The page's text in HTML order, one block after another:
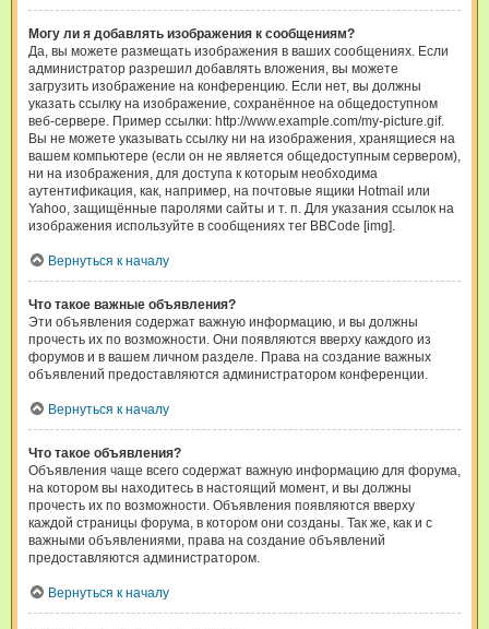
Могу ли я добавлять изображения к сообщениям?
Да, вы можете размещать изображения в ваших сообщениях. Если
администратор разрешил добавлять вложения, вы можете
загрузить изображение на конференцию. Если нет, вы должны
указать ссылку на изображение, сохранённое на общедоступном
веб-сервере. Пример ссылки: http://www.example.com/my-picture.gif.
Вы не можете указывать ссылку ни на изображения, хранящиеся на
вашем компьютере (если он не является общедоступным сервером),
ни на изображения, для доступа к которым необходима
аутентификация, как, например, на почтовые ящики Hotmail или
Yahoo, защищённые паролями сайты и т. п. Для указания ссылок на
изображения используйте в сообщениях тег BBCode [img].
Вернуться к началу
Что такое важные объявления?
Эти объявления содержат важную информацию, и вы должны
прочесть их по возможности. Они появляются вверху каждого из
форумов и в вашем личном разделе. Права на создание важных
объявлений предоставляются администратором конференции.
Вернуться к началу
Что такое объявления?
Объявления чаще всего содержат важную информацию для форума,
на котором вы находитесь в настоящий момент, и вы должны
прочесть их по возможности. Объявления появляются вверху
каждой страницы форума, в котором они созданы. Так же, как и с
важными объявлениями, права на создание объявлений
предоставляются администратором.
Вернуться к началу